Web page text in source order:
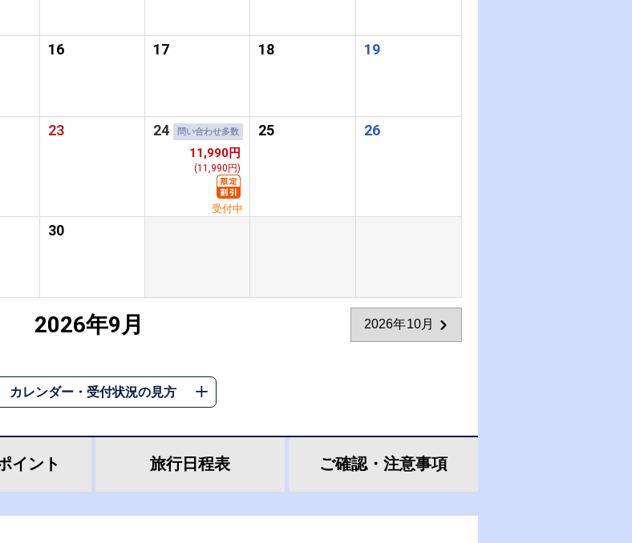
16 17 18 19
23 24 問い合わせ多数
11,990円
(11,990円)
受付中
25 26
30
2026年9月 2026年10月
カレンダー・受付状況の見方
イント 旅行日程表 ご確認・ 注意事項